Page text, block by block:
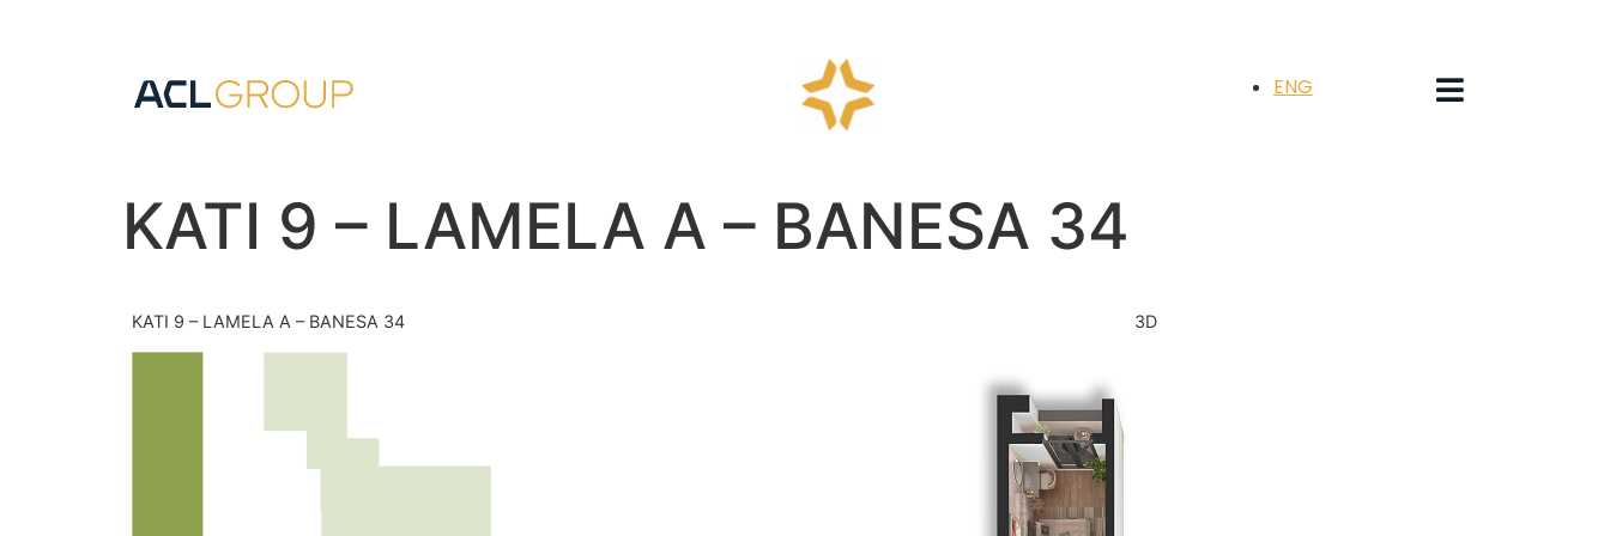
ENG
KATI 9 – LAMELA A – BANESA 34
KATI 9 – LAMELA A – BANESA 34 3D